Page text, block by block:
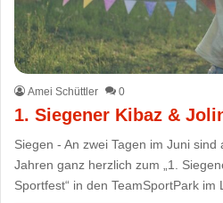
Amei Schüttler 0
1. Siegener Kibaz &
Siegen - An zwei Tagen im Juni
Jahren ganz herzlich zum „1.
Sportfest“ in den TeamSportPark